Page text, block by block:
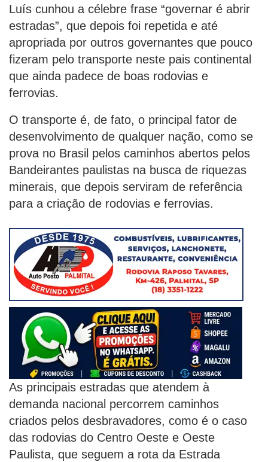
Luís cunhou a célebre frase “governar é abrir
estradas”, que depois foi repetida e até
apropriada por outros governantes que pouco
fizeram pelo transporte neste pais continental
que ainda padece de boas rodovias e
ferrovias.
O transporte é, de fato, o principal fator de
desenvolvimento de qualquer nação, como se
prova no Brasil pelos caminhos abertos pelos
Bandeirantes paulistas na busca de riquezas
minerais, que depois serviram de referência
para a criação de rodovias e ferrovias.
As principais estradas que atendem à
demanda nacional percorrem caminhos
criados pelos desbravadores, como é o caso
das rodovias do Centro Oeste e Oeste
Paulista, que seguem a rota da Estrada